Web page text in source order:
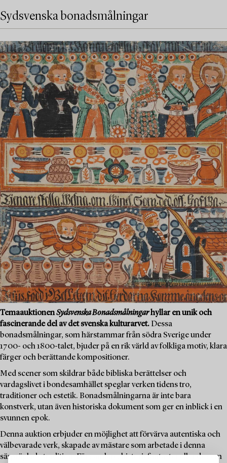
Sydsvenska bonadsmålningar
TemaauktionenSydsvenska Bonadsmålningarhyllar en unik och
fascinerande del av det svenska kulturarvet. Dessa
bonadsmålningar, som härstammar från södra Sverige under
1700- och 1800-talet, bjuder på en rik värld av folkliga motiv, klara
färger och berättande kompositioner.
Med scener som skildrar både bibliska berättelser och
vardagslivet i bondesamhället speglar verken tidens tro,
traditioner och estetik. Bonadsmålningarna är inte bara
konstverk, utan även historiska dokument som ger en inblick i en
svunnen epok.
Denna auktion erbjuder en möjlighet att förvärva autentiska och
välbevarade verk, skapade av mästare som arbetade i denna
särpräglade tradition. För samlare, historiefantaster eller de som